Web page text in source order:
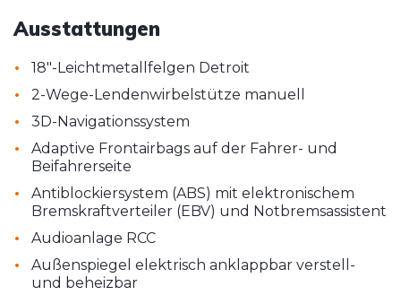
Ausstattungen
• 18"-Leichtmetallfelgen Detroit
• 2-Wege-Lendenwirbelstütze manuell
• 3D-Navigationssystem
•
Adaptive Frontairbags auf der Fahrer- und
Beifahrerseite
•
Antiblockiersystem (ABS) mit elektronischem
Bremskraftverteiler (EBV) und Notbremsassistent
• Audioanlage RCC
•
Außenspiegel elektrisch anklappbar verstell-
und beheizbar